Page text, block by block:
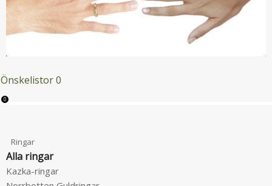
Önskelistor0
0
Ringar
Alla ringar
Kazka-ringar